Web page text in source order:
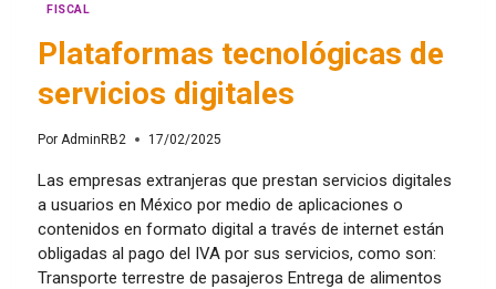
FISCAL
Plataformas tecnológicas de
servicios digitales
Por AdminRB2 17/02/2025
Las empresas extranjeras que prestan servicios digitales
a usuarios en México por medio de aplicaciones o
contenidos en formato digital a través de internet están
obligadas al pago del IVA por sus servicios, como son:
Transporte terrestre de pasajeros Entrega de alimentos